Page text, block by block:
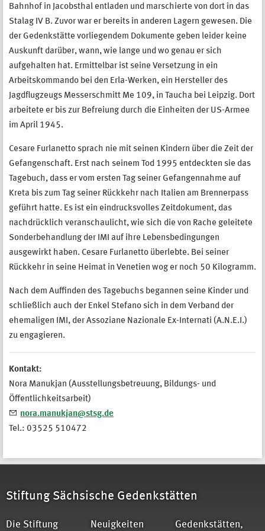
Bahnhof in Jacobsthal entladen und marschierte von dort in das
Stalag IV B. Zuvor war er bereits in anderen Lagern gewesen. Die
der Gedenkstätte vorliegendem Dokumente geben leider keine
Auskunft darüber, wann, wie lange und wo genau er sich
aufgehalten hat. Ermittelbar ist seine Versetzung in ein
Arbeitskommando bei den Erla-Werken, ein Hersteller des
Jagdflugzeugs Messerschmitt Me 109, in Taucha bei Leipzig. Dort
arbeitete er bis zur Befreiung durch die Einheiten der US-Armee
im April 1945.
Cesare Furlanetto sprach nie mit seinen Kindern über die Zeit der
Gefangenschaft. Erst nach seinem Tod 1995 entdeckten sie das
Tagebuch, dass er vom ersten Tag seiner Gefangennahme auf
Kreta bis zum Tag seiner Rückkehr nach Italien am Brennerpass
geführt hatte. Es ist ein eindrucksvolles Zeitdokument, das
nachdrücklich veranschaulicht, wie sich die von Rache geleitete
Sonderbehandlung der IMI auf ihre Lebensbedingungen
ausgewirkt haben. Cesare Furlanetto überlebte. Bei seiner
Rückkehr in seine Heimat in Venetien wog er noch 50 Kilogramm.
Nach dem Auffinden des Tagebuchs begannen seine Kinder und
schließlich auch der Enkel Stefano sich in dem Verband der
ehemaligen IMI, der Assoziane Nazionale Ex-Internati (A.N.E.I.)
zu engagieren.
Kontakt:
Nora Manukjan (Ausstellungsbetreuung, Bildungs- und
Öffentlichkeitsarbeit)
nora.manukjan@stsg.de
Tel.: 03525 510472
Stiftung Sächsische Gedenkstätten
Die Stiftung Neuigkeiten
Gedenkstätten,